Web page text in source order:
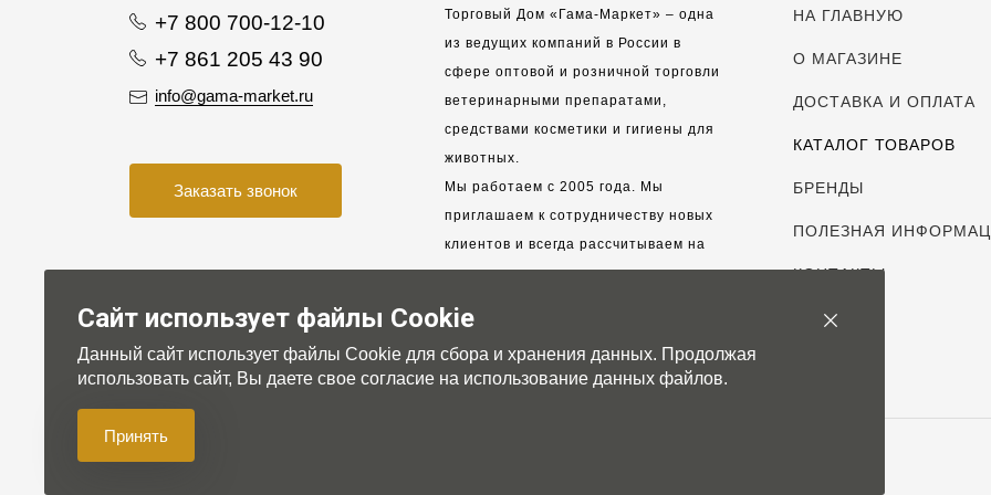
+7 800 700-12-10
+7 861 205 43 90
info@gama-market.ru
Заказать звонок
Торговый Дом «Гама-Маркет» – одна
из ведущих компаний в России в
сфере оптовой и розничной торговли
ветеринарными препаратами,
средствами косметики и гигиены для
животных.
Мы работаем с 2005 года. Мы
приглашаем к сотрудничеству новых
клиентов и всегда рассчитываем на
взаимовыгодные, долгосрочные
Для нас дорог каждый клиент!
НА ГЛАВНУЮ
О МАГАЗИНЕ
ДОСТАВКА И ОПЛАТА
КАТАЛОГ ТОВАРОВ
БРЕНДЫ
ПОЛЕЗНАЯ
КОНТАКТЫ
© 2007-2026 Gama-market LTD
Сайт использует файлы Cookie
Данный сайт использует файлы Cookie для сбора и хранения данных. Продолжая
использовать сайт, Вы даете свое согласие на использование данных файлов.
Принять